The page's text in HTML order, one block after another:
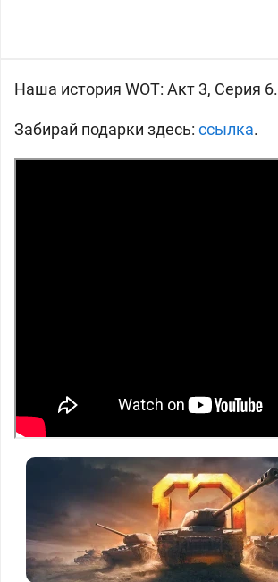
Наша история WOT: Акт 3, Серия 6.
Забирай подарки здесь: ссылка.